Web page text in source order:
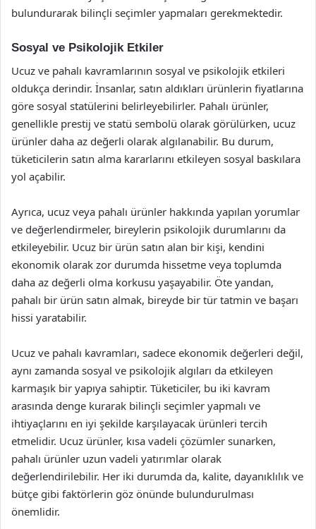
bulundurarak bilinçli seçimler yapmaları gerekmektedir.
Sosyal ve Psikolojik Etkiler
Ucuz ve pahalı kavramlarının sosyal ve psikolojik etkileri
oldukça derindir. İnsanlar, satın aldıkları ürünlerin fiyatlarına
göre sosyal statülerini belirleyebilirler. Pahalı ürünler,
genellikle prestij ve statü sembolü olarak görülürken, ucuz
ürünler daha az değerli olarak algılanabilir. Bu durum,
tüketicilerin satın alma kararlarını etkileyen sosyal baskılara
yol açabilir.
Ayrıca, ucuz veya pahalı ürünler hakkında yapılan yorumlar
ve değerlendirmeler, bireylerin psikolojik durumlarını da
etkileyebilir. Ucuz bir ürün satın alan bir kişi, kendini
ekonomik olarak zor durumda hissetme veya toplumda
daha az değerli olma korkusu yaşayabilir. Öte yandan,
pahalı bir ürün satın almak, bireyde bir tür tatmin ve başarı
hissi yaratabilir.
Ucuz ve pahalı kavramları, sadece ekonomik değerleri değil,
aynı zamanda sosyal ve psikolojik algıları da etkileyen
karmaşık bir yapıya sahiptir. Tüketiciler, bu iki kavram
arasında denge kurarak bilinçli seçimler yapmalı ve
ihtiyaçlarını en iyi şekilde karşılayacak ürünleri tercih
etmelidir. Ucuz ürünler, kısa vadeli çözümler sunarken,
pahalı ürünler uzun vadeli yatırımlar olarak
değerlendirilebilir. Her iki durumda da, kalite, dayanıklılık ve
bütçe gibi faktörlerin göz önünde bulundurulması
önemlidir.